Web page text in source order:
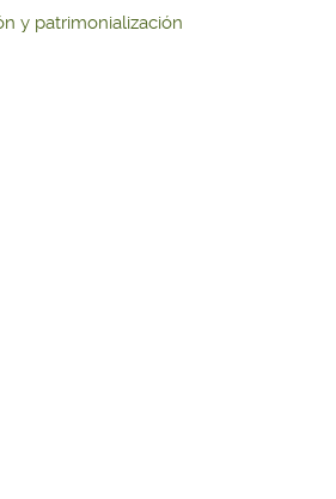
y patrimonialización